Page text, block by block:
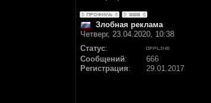
Злобная реклама
Четверг, 23.04.2020, 10:38
Статус:
Сообщений:
666
Регистрация: 29.01.2017